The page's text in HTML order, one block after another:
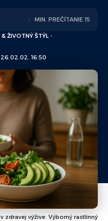
16:50
ŽIVOTNÝ ŠTÝL
MIN. PREČÍTANIE 15
zdravej výžive. Výborný rastlinný